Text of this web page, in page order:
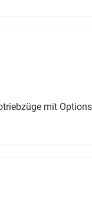
mit